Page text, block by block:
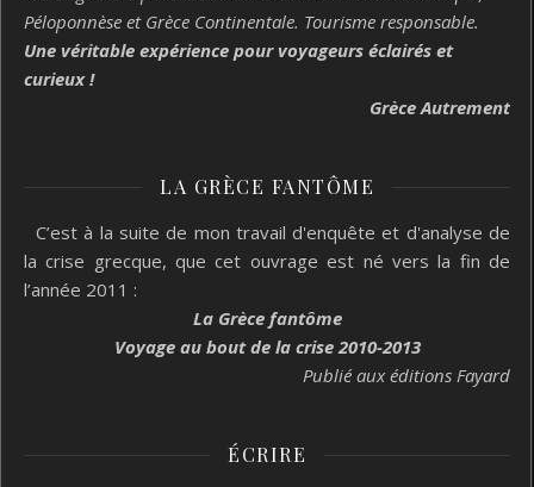
Péloponnèse et Grèce Continentale. Tourisme responsable.
Une véritable expérience pour voyageurs éclairés et
curieux !
Grèce Autrement
LA GRÈCE FANTÔME
C’est à la suite de mon travail d'enquête et d'analyse de
la crise grecque, que cet ouvrage est né vers la fin de
l’année 2011 :
La Grèce fantôme
Voyage au bout de la crise 2010-2013
Publié aux éditions Fayard
ÉCRIRE